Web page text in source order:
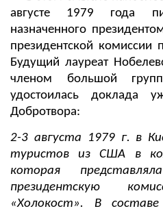
августе 1979 года
назначенного
президентской комиссии
Будущий лауреат
членом большой
удостоилась доклада
Добротвора:
2-3 августа 1979 г. в
туристов из США в
которая
президентскую
«Холокост». В